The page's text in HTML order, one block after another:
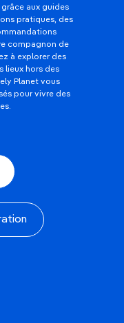
aux guides
pratiques, des
compagnon de
à explorer des
lieux hors des
Planet vous
pour vivre des